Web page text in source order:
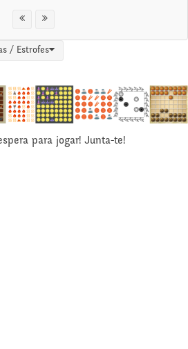
/ Estrofes
para jogar! Junta-te!